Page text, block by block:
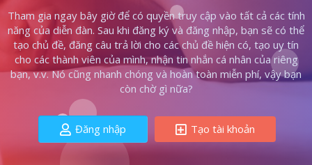
Tham gia ngay bây giờ để có quyền truy cập vào tất cả các tính
năng của diễn đàn. Sau khi đăng ký và đăng nhập, bạn sẽ có thể
tạo chủ đề, đăng câu trả lời cho các chủ đề hiện có, tạo uy tín
cho các thành viên của mình, nhận tin nhắn cá nhân của riêng
bạn, v.v. Nó cũng nhanh chóng và hoàn toàn miễn phí, vậy bạn
còn chờ gì nữa?
Đăng nhập Tạo tài khoản